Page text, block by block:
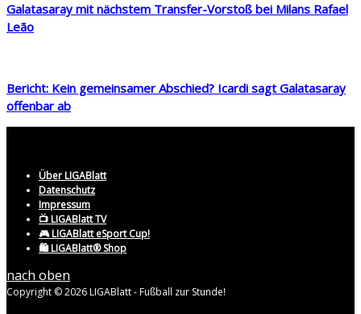
Galatasaray mit nächstem Transfer-Vorstoß bei Milans Rafael
Leão
Bericht: Kein gemeinsamer Abschied? Icardi sagt Galatasaray
offenbar ab
Über LIGABlatt
Datenschutz
Impressum
📺 LIGABlatt TV
🎮 LIGABlatt eSport Cup!
🛍️ LIGABlatt® Shop
nach oben
Copyright © 2026 LIGABlatt - Fußball zur Stunde!